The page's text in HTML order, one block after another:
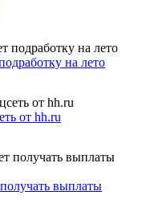
на лето
от hh.ru
выплаты